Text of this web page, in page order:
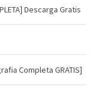
Descarga Gratis
Completa GRATIS]